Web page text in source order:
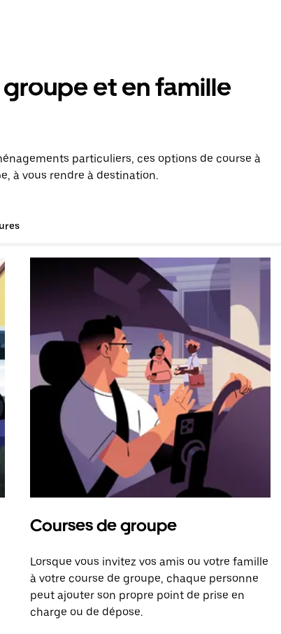
et en famille
particuliers, ces options de course à
à vous rendre à destination.
Courses de groupe
Lorsque vous invitez vos amis ou votre famille
à votre course de groupe, chaque personne
peut ajouter son propre point de prise en
charge ou de dépose.